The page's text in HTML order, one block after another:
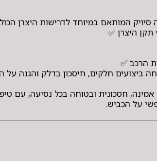
ביצועים חלקים, חיסכון בדלק והגנה על
חסכונית ובטוחה בכל נסיעה, עם
על הכביש.